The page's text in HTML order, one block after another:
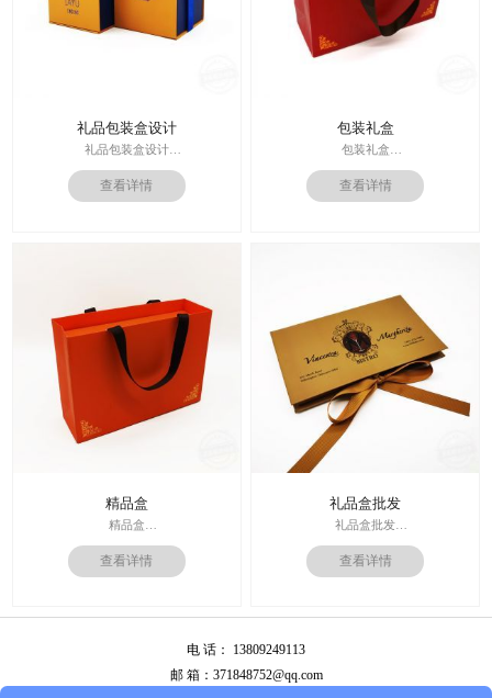
礼品包装盒设计
礼品包装盒设计
印刷技术：专色印刷/四色印刷
内材料：特种纸
运输：全球发货，售后无忧
查看详情
包装礼盒
包装礼盒
印刷技术： 专色印刷
面纸：特种纸
内材料：1500克灰板
周期：签订合同确认样板后7-15个工
查看详情
精品盒
精品盒
印刷技术： 专色印刷
面纸：特种纸
内材料：1500克灰板
其他辅料：EVA+绒布内托；绸带
周期：签订合同确认样板后7-15个工
查看详情
礼品盒批发
礼品盒批发
印刷技术： 专色印刷
面纸：特种纸
内材料：1500克灰板
价格：根据材质及工艺、数量报
周期：签订合同确认样板后7-15个工
查看详情
电 话： 13809249113
邮 箱：371848752@qq.com